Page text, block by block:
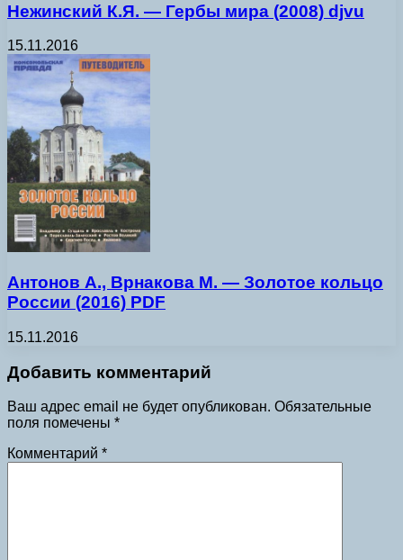
Нежинский К.Я. — Гербы мира (2008) djvu
15.11.2016
Антонов А., Врнакова М. — Золотое кольцо
России (2016) PDF
15.11.2016
Добавить комментарий
Ваш адрес email не будет опубликован. Обязательные
поля помечены *
Комментарий *